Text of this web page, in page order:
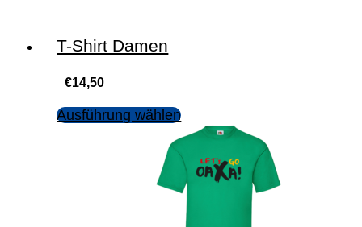
T-Shirt Damen
€14,50
Ausführung wählen